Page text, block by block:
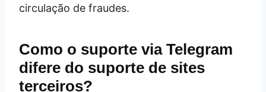
circulação de fraudes.
Como o suporte via Telegram
difere do suporte de sites
terceiros?